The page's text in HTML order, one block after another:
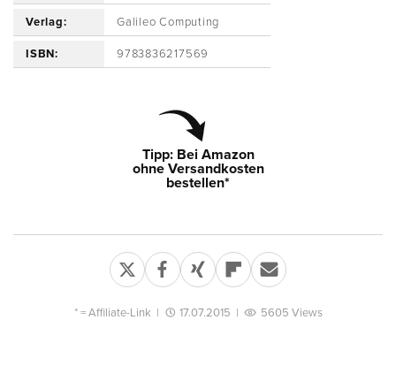
Verlag: Galileo Computing
ISBN: 9783836217569
Tipp: Bei Amazon
ohne Versandkosten
bestellen*
* =Affiliate-Link | 17.07.2015 | 5605 Views